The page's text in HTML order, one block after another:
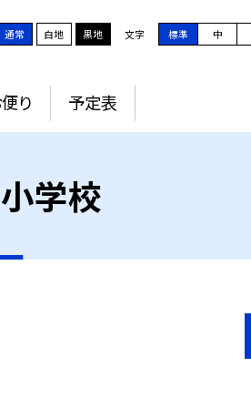
通常 白地 黒地 文字 標準 中
り 予定表
学校